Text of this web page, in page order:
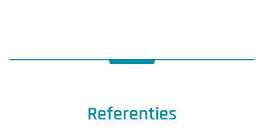
Referenties